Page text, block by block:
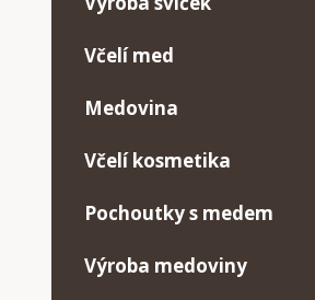
Včelí med
Medovina
Včelí kosmetika
Pochoutky s medem
Výroba medoviny